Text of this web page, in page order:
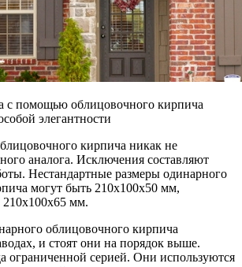
с помощью облицовочного кирпича
элегантности
кирпича никак не
аналога. Исключения составляют
Нестандартные размеры одинарного
могут быть 210х100х50 мм,
мм.
облицовочного кирпича
и стоят они на порядок выше.
ограниченной серией. Они используются